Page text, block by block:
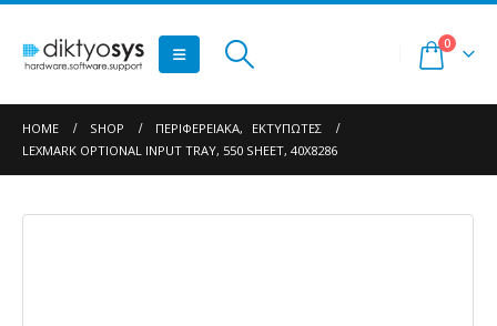
0
HOME SHOP ΠΕΡΙΦΕΡΕΙΑΚΆ,
ΕΚΤΥΠΩΤΈΣ
LEXMARK OPTIONAL INPUT TRAY, 550 SHEET, 40X8286